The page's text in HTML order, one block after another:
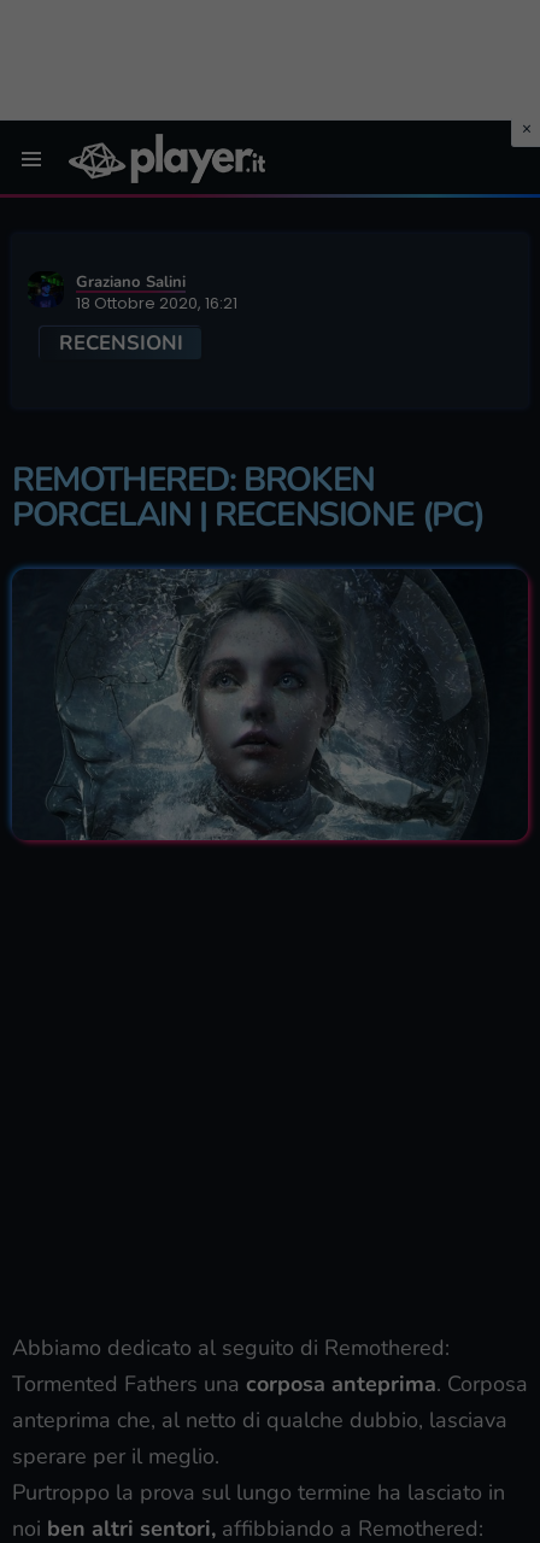
Graziano Salini
18 Ottobre 2020, 16:21
RECENSIONI
REMOTHERED: BROKEN
PORCELAIN | RECENSIONE (PC)
Abbiamo dedicato al seguito di Remothered:
Tormented Fathers una corposa anteprima. Corposa
anteprima che, al netto di qualche dubbio, lasciava
sperare per il meglio.
Purtroppo la prova sul lungo termine ha lasciato in
noi ben altri sentori, affibbiando a Remothered: